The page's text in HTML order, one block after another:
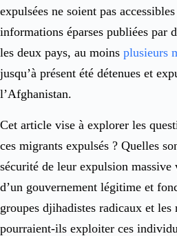
expulsées ne soient pas
informations éparses publiées par
les deux pays, au moins plusieurs
jusqu’à présent été détenues et
l’Afghanistan.
Cet article vise à explorer les
ces migrants expulsés ? Quelles
sécurité de leur expulsion massive
d’un gouvernement légitime et
groupes djihadistes radicaux et les
pourraient-ils exploiter ces